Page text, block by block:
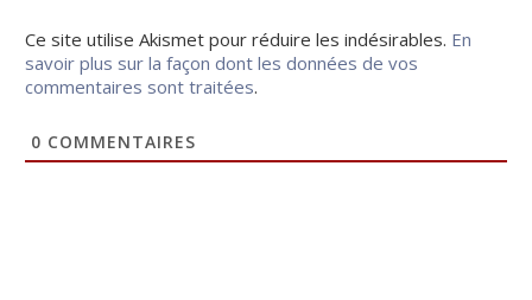
Ce site utilise Akismet pour réduire les indésirables. En
savoir plus sur la façon dont les données de vos
commentaires sont traitées.
0 COMMENTAIRES